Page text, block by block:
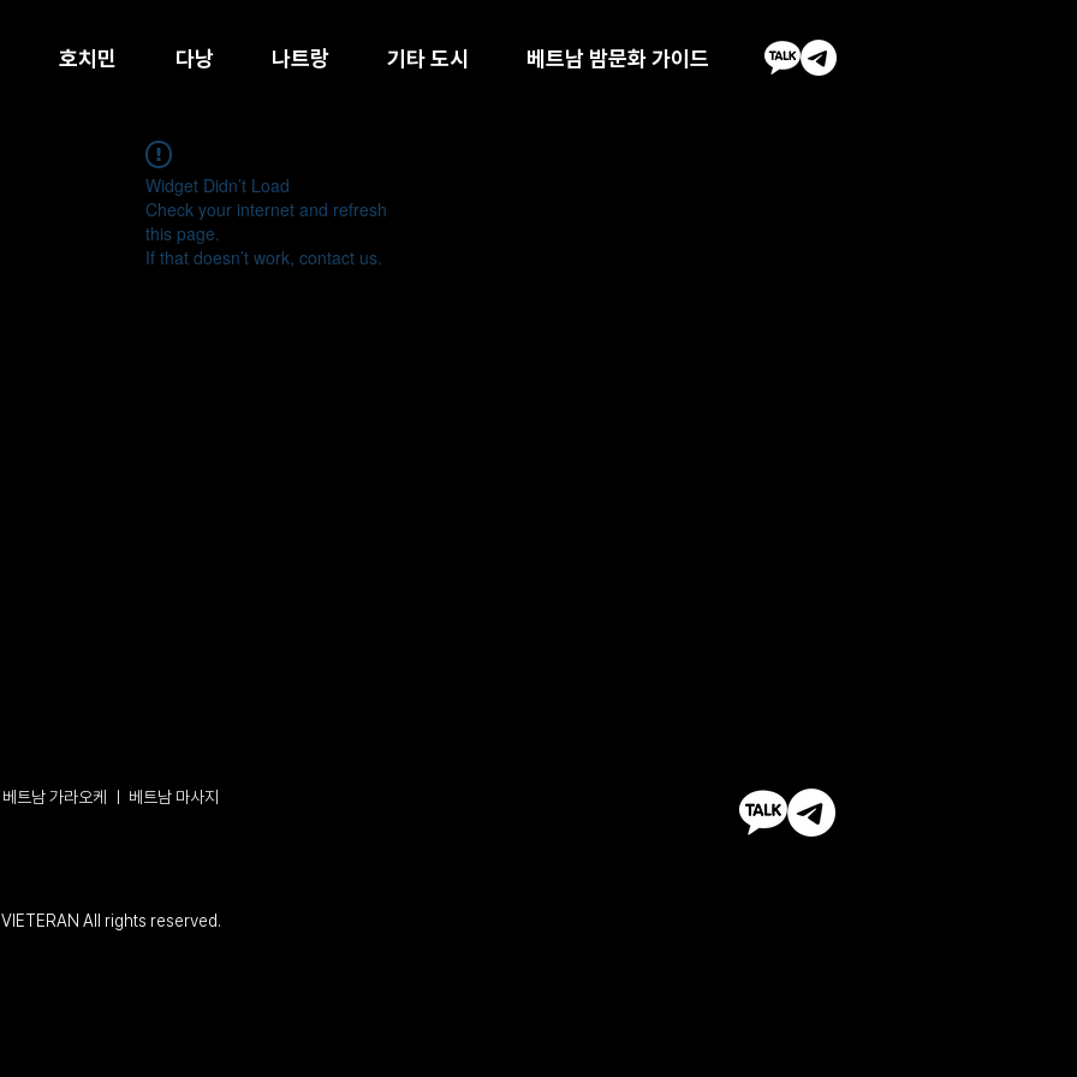
호치민 다낭 나트랑 기타 도시 베트남 밤문화 가이드
Widget Didn’t Load
Check your internet and refresh
this page.
If that doesn’t work, contact us.
베트남 가라오케 ㅣ 베트남 마사지
All rights reserved.